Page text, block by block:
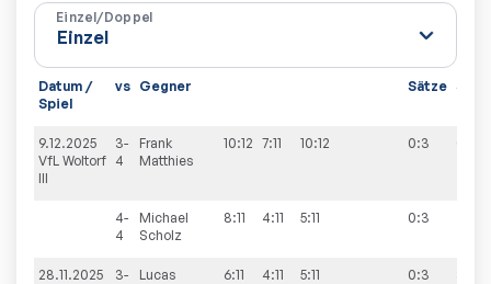
Einzel/Doppel
Datum /
Spiel
vs Gegner Sätze
9.12.2025
VfL Woltorf
III
3-
4
Frank
Matthies
10:12 7:11 10:12 0:3
4-
4
Michael
Scholz
8:11 4:11 5:11 0:3
28.11.2025
3-
Lucas
6:11 4:11 5:11 0:3